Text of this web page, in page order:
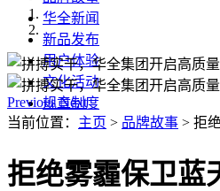
华全新闻
新品发布
用户体验
文化活动
规章制度
Previous Next
当前位置： 主页 > 品牌故事 > 拒
拒绝雾霾保卫蓝